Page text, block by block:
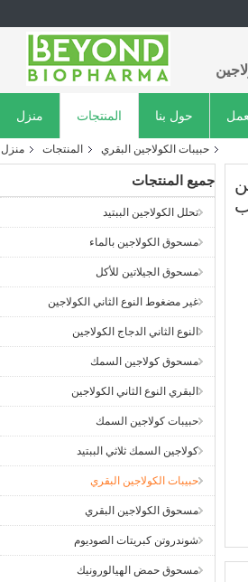
منزل المنتجات حول بنا
منزل المنتجات حبيبات الكولاجين البقري
جميع المنتجات
تحلل الكولاجين الببتيد
مسحوق الكولاجين بالماء
مسحوق الجيلاتين للأكل
غير مضغوط النوع الثاني الكولاجين
النوع الثاني الدجاج الكولاجين
مسحوق كولاجين السمك
البقري النوع الثاني الكولاجين
حبيبات كولاجين السمك
كولاجين السمك ثلاثي الببتيد
حبيبات الكولاجين البقري
مسحوق الكولاجين البقري
شوندروتن كبريتات الصوديوم
مسحوق حمض الهيالورونيك